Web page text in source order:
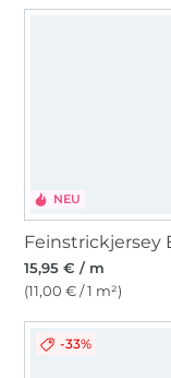
NEU
15,95 € / m
(11,00 € / 1 m²)
-33%